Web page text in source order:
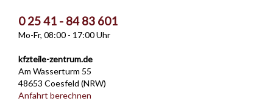
0 25 41 - 84 83 601
Mo-Fr, 08:00 - 17:00 Uhr
kfzteile-zentrum.de
Am Wasserturm 55
48653 Coesfeld (NRW)
Anfahrt berechnen